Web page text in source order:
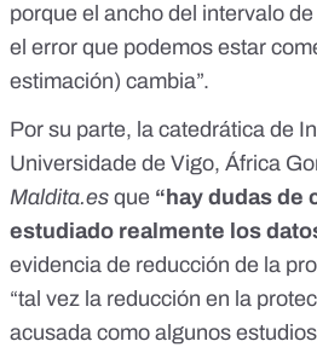
porque el ancho del intervalo
el error que podemos estar
estimación) cambia”.
Por su parte, la catedrática de
Universidade de Vigo, África
Maldita.es que “hay dudas de
estudiado realmente los
evidencia de reducción de la
“tal vez la reducción en la
acusada como algunos